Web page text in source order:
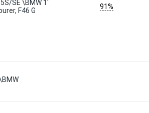
SE \BMW 1'
F46 G
91%